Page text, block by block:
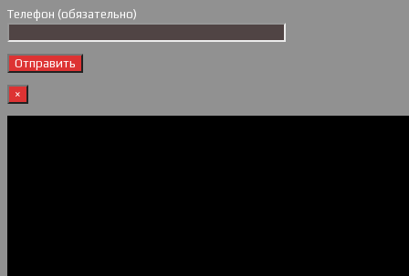
Телефон (обязательно)
×